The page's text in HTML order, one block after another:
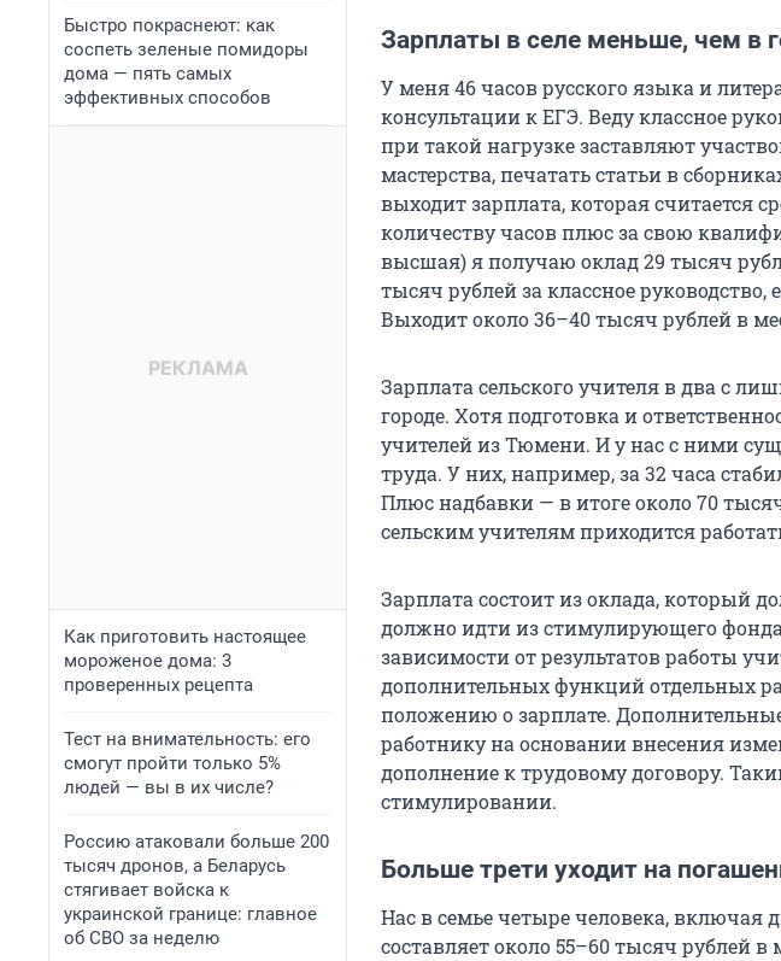
Быстро покраснеют: как
соспеть зеленые помидоры
дома — пять самых
эффективных способов
Как приготовить настоящее
мороженое дома: 3
проверенных рецепта
Тест на внимательность: его
смогут пройти только 5%
людей — вы в их числе?
Россию атаковали больше 200
тысяч дронов, а Беларусь
стягивает войска к
украинской границе: главное
об СВО за неделю
Зарплаты в селе меньше, чем в
У меня 46 часов русского языка и
консультации к ЕГЭ. Веду классное
при такой нагрузке заставляют
мастерства, печатать статьи в
выходит зарплата, которая считается
количеству часов плюс за свою
высшая) я получаю оклад 29 тысяч
тысяч рублей за классное
Выходит около 36–40 тысяч рублей в
Зарплата сельского учителя в два с
городе. Хотя подготовка и
учителей из Тюмени. И у нас с ними
труда. У них, например, за 32 часа
Плюс надбавки — в итоге около 70
сельским учителям приходится
Зарплата состоит из оклада, который
должно идти из стимулирующего
зависимости от результатов работы
дополнительных функций отдельных
положению о зарплате.
работнику на основании внесения
дополнение к трудовому договору.
стимулировании.
Больше трети уходит на
Нас в семье четыре человека,
составляет около 55–60 тысяч рублей